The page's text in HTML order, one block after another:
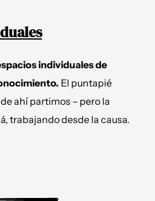
individuales de
El puntapié
ahí partimos – pero la
trabajando desde la causa.